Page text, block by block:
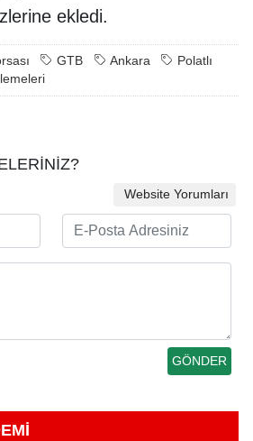
ekledi.
GTB Ankara
Polatlı
Website Yorumları